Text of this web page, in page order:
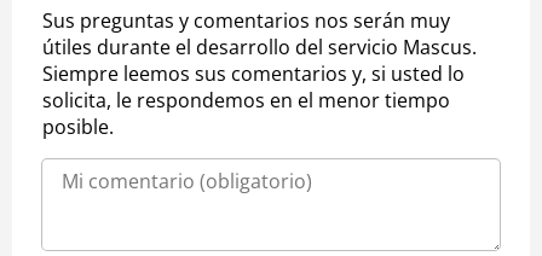
Sus preguntas y comentarios nos serán muy
útiles durante el desarrollo del servicio Mascus.
Siempre leemos sus comentarios y, si usted lo
solicita, le respondemos en el menor tiempo
posible.